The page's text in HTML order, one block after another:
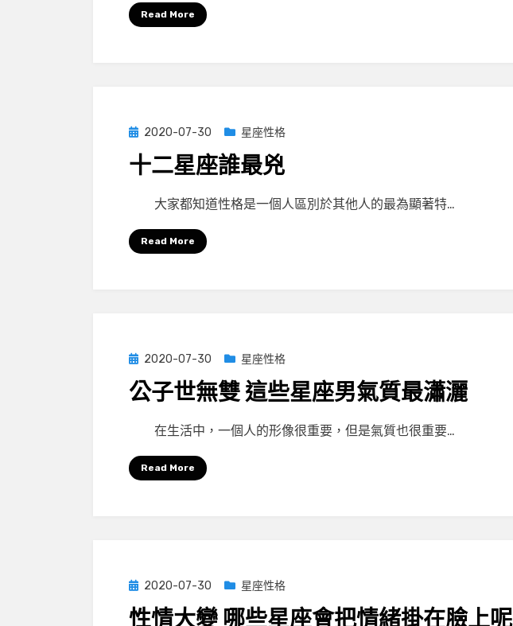
Read More
Posted
on
2020-07-30 星座性格
十二星座誰最兇
by小編
大家都知道性格是一個人區別於其他人的最為顯著特…
Read More
Posted
on
2020-07-30 星座性格
公子世無雙 這些星座男氣質最瀟灑
by小編
在生活中，一個人的形像很重要，但是氣質也很重要…
Read More
Posted
on
2020-07-30 星座性格
性情大變 哪些星座會把情緒掛在臉上呢